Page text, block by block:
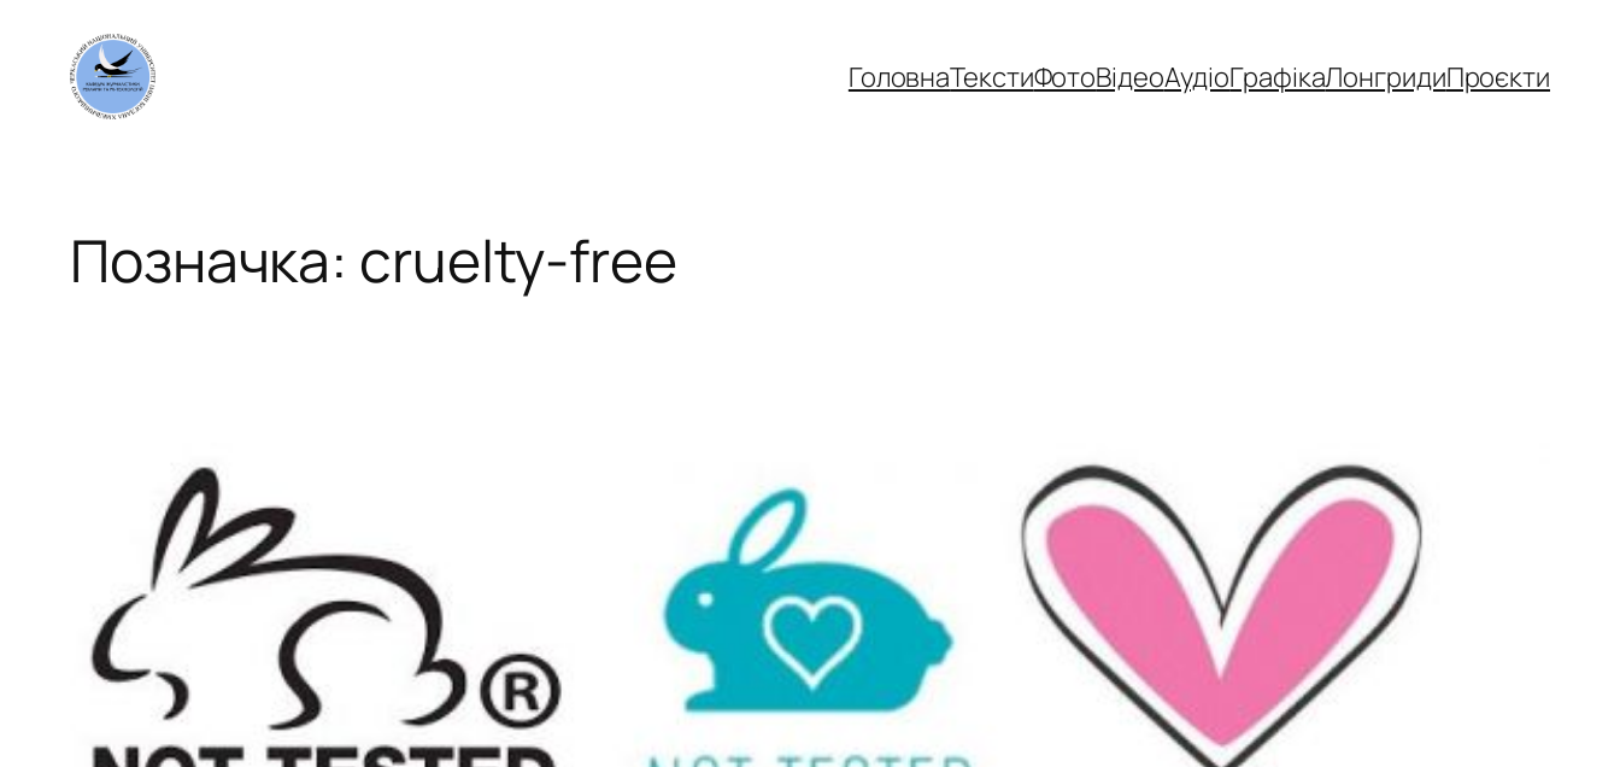
Перейти
вмісту
ГоловнаТекстиФотоВідеоАудіоГрафікаЛонгридиПроєкти
Позначка: cruelty-free